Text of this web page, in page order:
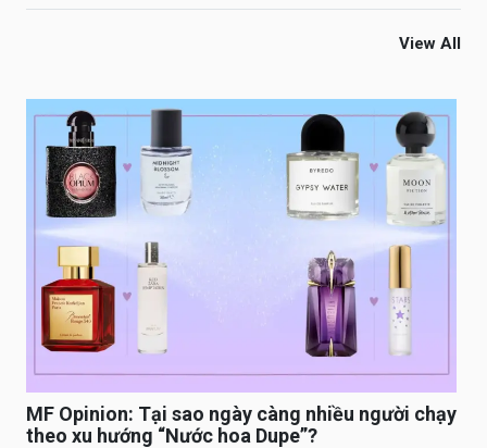
View All
MF Opinion: Tại sao ngày càng nhiều người chạy
theo xu hướng “Nước hoa Dupe”?